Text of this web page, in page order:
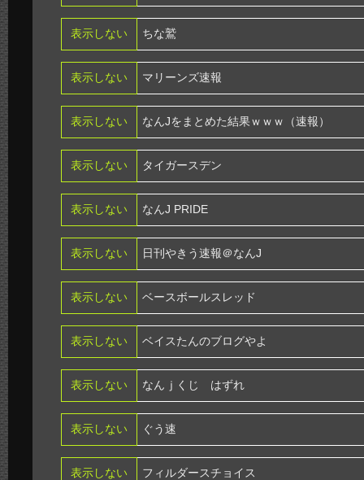
表示しない ちな鷲
表示しない マリーンズ速報
表示しない なんJをまとめた結果ｗｗｗ（速報）
表示しない タイガースデン
表示しない なんJ PRIDE
表示しない 日刊やきう速報＠なんJ
表示しない ベースボールスレッド
表示しない ベイスたんのブログやよ
表示しない なんｊくじ はずれ
表示しない ぐう速
表示しない フィルダースチョイス